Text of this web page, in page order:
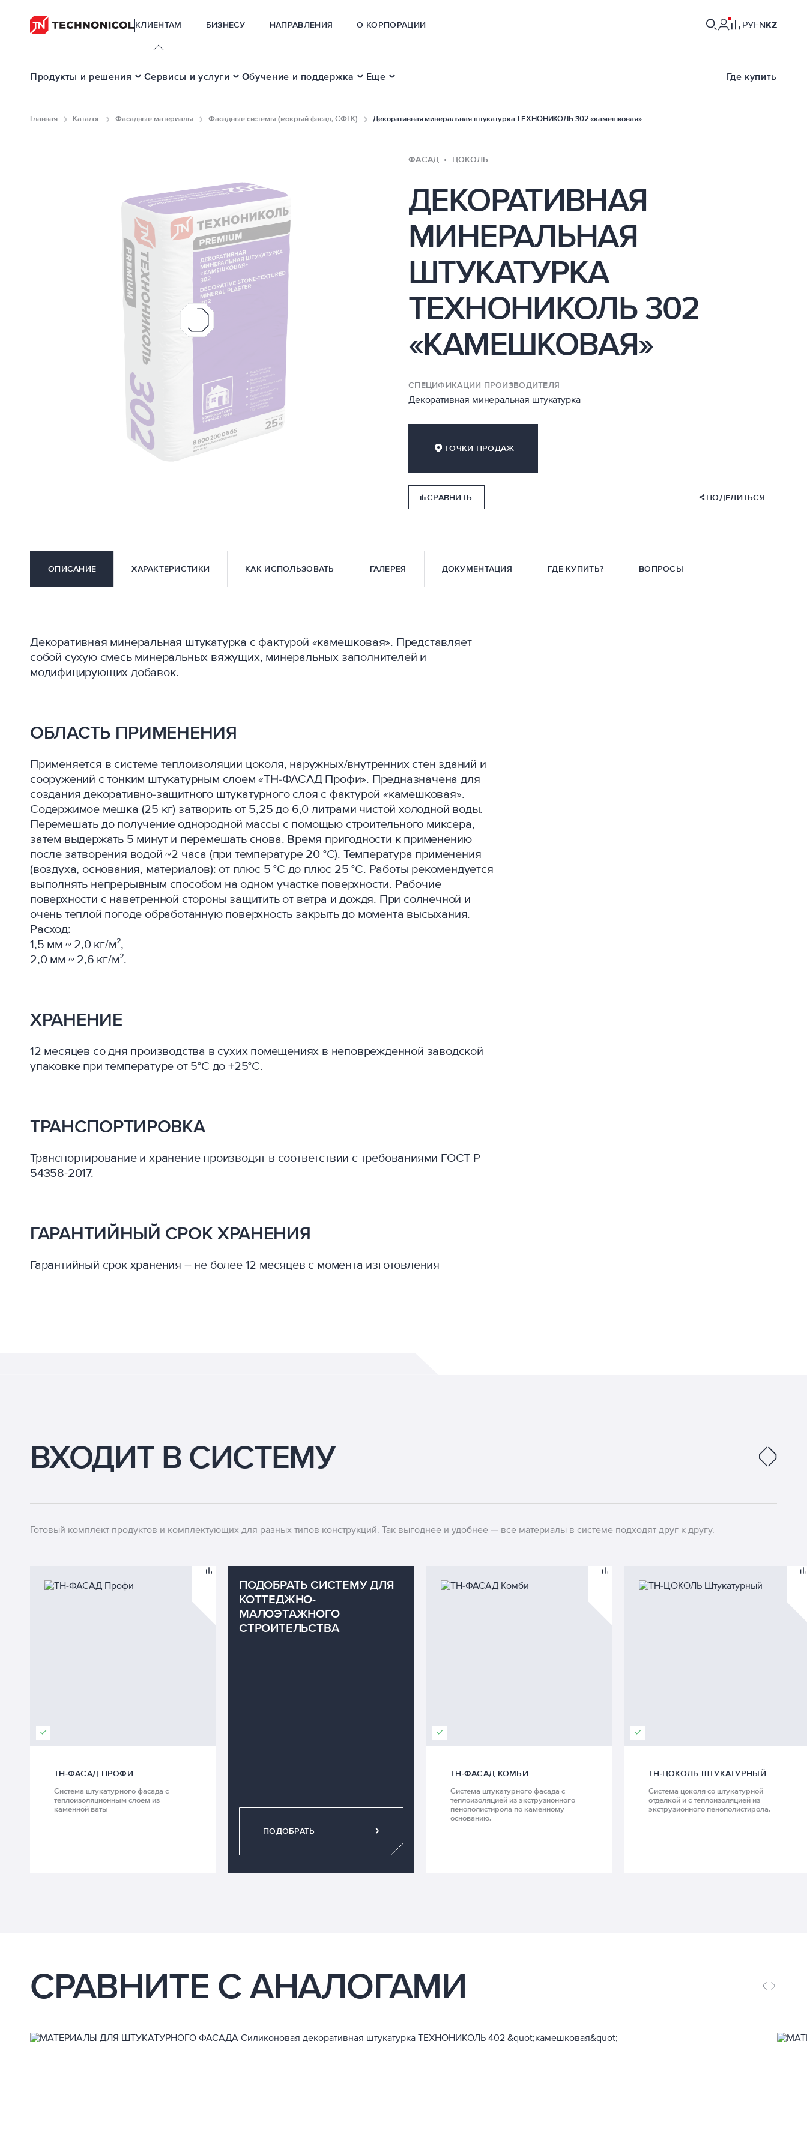
КЛИЕНТАМ БИЗНЕСУ НАПРАВЛЕНИЯ О КОРПОРАЦИИ РУENKZ
Продукты и решения Сервисы и услуги Обучение и поддержка Еще Где купить
Главная Каталог Фасадные материалы Фасадные системы (мокрый фасад, СФТК) Декоративная минеральная штукатурка ТЕХНОНИКОЛЬ 302 «камешковая»
ФАСАД ЦОКОЛЬ
ДЕКОРАТИВНАЯ
МИНЕРАЛЬНАЯ
ШТУКАТУРКА
ТЕХНОНИКОЛЬ 302
«КАМЕШКОВАЯ»
СПЕЦИФИКАЦИИ ПРОИЗВОДИТЕЛЯ
Декоративная минеральная штукатурка
ТОЧКИ ПРОДАЖ
СРАВНИТЬ ПОДЕЛИТЬСЯ
ОПИСАНИЕ ХАРАКТЕРИСТИКИ КАК ИСПОЛЬЗОВАТЬ ГАЛЕРЕЯ ДОКУМЕНТАЦИЯ ГДЕ КУПИТЬ? ВОПРОСЫ
Декоративная минеральная штукатурка с фактурой «камешковая». Представляет
собой сухую смесь минеральных вяжущих, минеральных заполнителей и
модифицирующих добавок.
ОБЛАСТЬ ПРИМЕНЕНИЯ
Применяется в системе теплоизоляции цоколя, наружных/внутренних стен зданий и
сооружений с тонким штукатурным слоем «ТН-ФАСАД Профи». Предназначена для
создания декоративно-защитного штукатурного слоя с фактурой «камешковая».
Содержимое мешка (25 кг) затворить от 5,25 до 6,0 литрами чистой холодной воды.
Перемешать до получение однородной массы с помощью строительного миксера,
затем выдержать 5 минут и перемешать снова. Время пригодности к применению
после затворения водой ~2 часа (при температуре 20 °С). Температура применения
(воздуха, основания, материалов): от плюс 5 °C до плюс 25 °C. Работы рекомендуется
выполнять непрерывным способом на одном участке поверхности. Рабочие
поверхности с наветренной стороны защитить от ветра и дождя. При солнечной и
очень теплой погоде обработанную поверхность закрыть до момента высыхания.
Расход:
1,5 мм ~ 2,0 кг/м²,
2,0 мм ~ 2,6 кг/м².
ХРАНЕНИЕ
12 месяцев со дня производства в сухих помещениях в неповрежденной заводской
упаковке при температуре от 5°C до +25°C.
ТРАНСПОРТИРОВКА
Транспортирование и хранение производят в соответствии с требованиями ГОСТ Р
54358-2017.
ГАРАНТИЙНЫЙ СРОК ХРАНЕНИЯ
Гарантийный срок хранения – не более 12 месяцев с момента изготовления
ВХОДИТ В СИСТЕМУ
Готовый комплект продуктов и комплектующих для разных типов конструкций. Так выгоднее и удобнее — все материалы в системе подходят друг к другу.
ТН-ФАСАД ПРОФИ
Система штукатурного фасада с
теплоизоляционным слоем из
каменной ваты
ПОДОБРАТЬ СИСТЕМУ ДЛЯ
КОТТЕДЖНО-
МАЛОЭТАЖНОГО
СТРОИТЕЛЬСТВА
ПОДОБРАТЬ
ТН-ФАСАД КОМБИ
Система штукатурного фасада с
теплоизоляцией из экструзионного
пенополистирола по каменному
основанию.
ТН-ЦОКОЛЬ ШТУКАТУРНЫЙ
Система цоколя со штукатурной
отделкой и с теплоизоляцией из
экструзионного пенополистирола.
СРАВНИТЕ С АНАЛОГАМИ